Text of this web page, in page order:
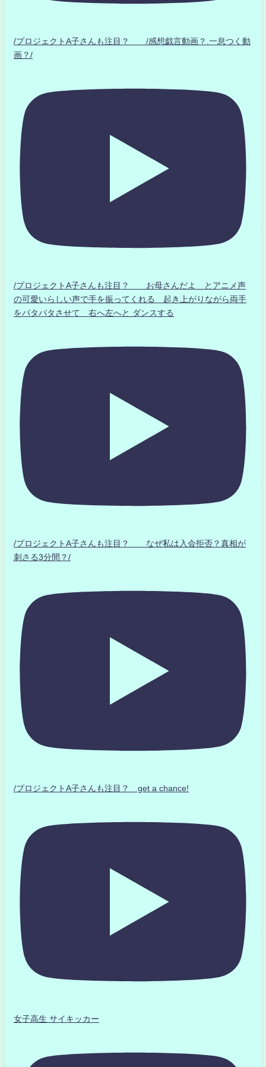
/プロジェクトA子さんも注目？ /感想戯言動画？.一息つく動
画？/
/プロジェクトA子さんも注目？ お母さんだよ とアニメ声
の可愛いらしい声で手を振ってくれる 起き上がりながら両手
をパタパタさせて 右へ左へと ダンスする
/プロジェクトA子さんも注目？ なぜ私は入会拒否？真相が
刺さる3分間？/
/プロジェクトA子さんも注目？ get a chance!
女子高生 サイキッカー